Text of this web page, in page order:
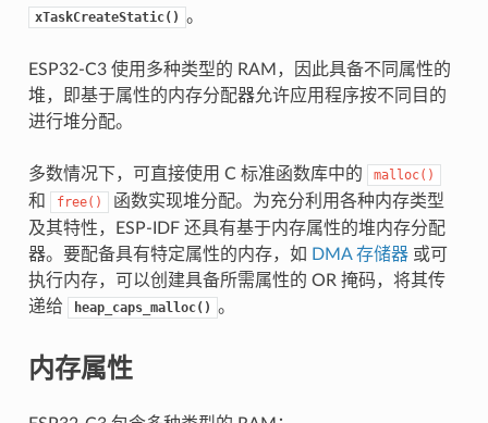
xTaskCreateStatic() 。
ESP32-C3 使用多种类型的 RAM，因此具备不同属性的
堆，即基于属性的内存分配器允许应用程序按不同目的
进行堆分配。
多数情况下，可直接使用 C 标准函数库中的 malloc()
和 free()
函数实现堆分配。为充分利用各种内存类型
及其特性，ESP-IDF 还具有基于内存属性的堆内存分配
器。要配备具有特定属性的内存，如
DMA 存储器或可
执行内存，可以创建具备所需属性的 OR 掩码，将其传
递给
heap_caps_malloc() 。
内存属性